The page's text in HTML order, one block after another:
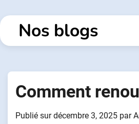
au
contenuNos blogs
Comment
Publié surdécembre 3, 2025 par